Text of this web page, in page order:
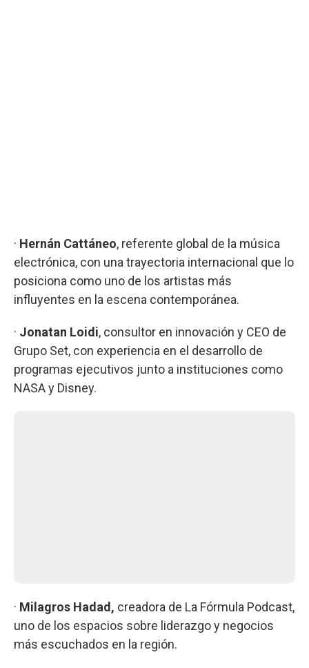
· Hernán Cattáneo, referente global de la música
electrónica, con una trayectoria internacional que lo
posiciona como uno de los artistas más
influyentes en la escena contemporánea.
· Jonatan Loidi, consultor en innovación y CEO de
Grupo Set, con experiencia en el desarrollo de
programas ejecutivos junto a instituciones como
NASA y Disney.
· Milagros Hadad, creadora de La Fórmula Podcast,
uno de los espacios sobre liderazgo y negocios
más escuchados en la región.